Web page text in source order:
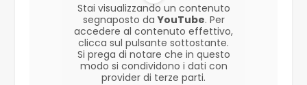
Stai visualizzando un contenuto
segnaposto daYouTube. Per
accedere al contenuto effettivo,
clicca sul pulsante sottostante.
Si prega di notare che in questo
modo si condividono i dati con
provider di terze parti.